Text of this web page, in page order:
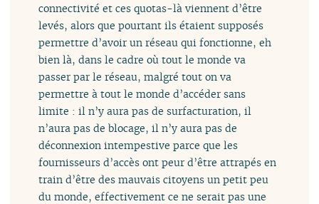
connectivité et ces quotas-là viennent d’être
levés, alors que pourtant ils étaient supposés
permettre d’avoir un réseau qui fonctionne, eh
bien là, dans le cadre où tout le monde va
passer par le réseau, malgré tout on va
permettre à tout le monde d’accéder sans
limite : il n’y aura pas de surfacturation, il
n’aura pas de blocage, il n’y aura pas de
déconnexion intempestive parce que les
fournisseurs d’accès ont peur d’être attrapés en
train d’être des mauvais citoyens un petit peu
du monde, effectivement ce ne serait pas une